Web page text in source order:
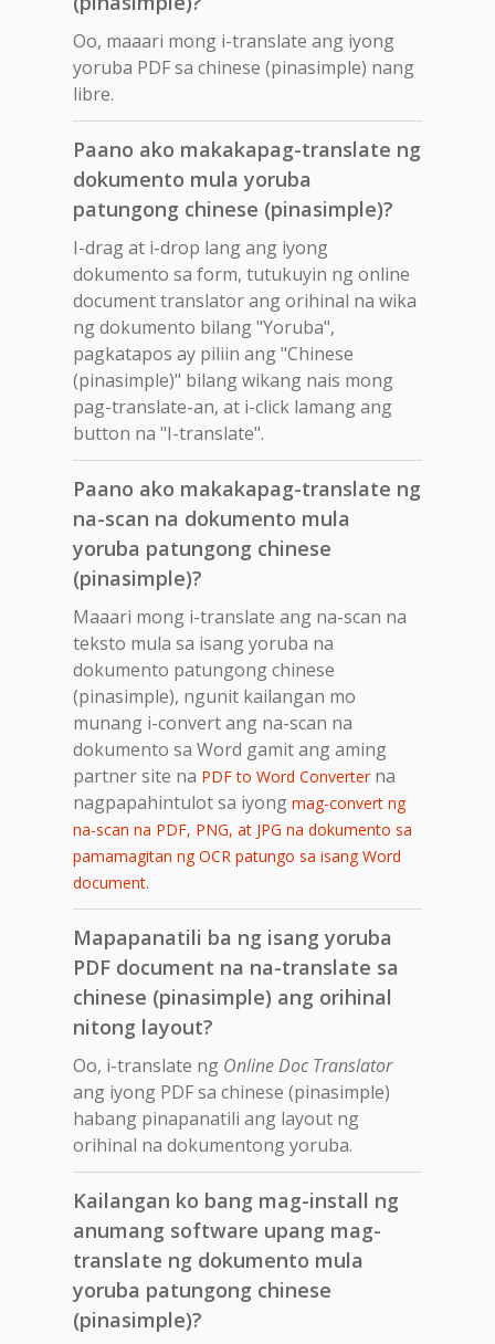
Oo, maaari mong i-translate ang iyong
yoruba PDF sa chinese (pinasimple) nang
libre.
Paano ako makakapag-translate ng
dokumento mula yoruba
patungong chinese (pinasimple)?
I-drag at i-drop lang ang iyong
dokumento sa form, tutukuyin ng online
document translator ang orihinal na wika
ng dokumento bilang "Yoruba",
pagkatapos ay piliin ang "Chinese
(pinasimple)" bilang wikang nais mong
pag-translate-an, at i-click lamang ang
button na "I-translate".
Paano ako makakapag-translate ng
na-scan na dokumento mula
yoruba patungong chinese
(pinasimple)?
Maaari mong i-translate ang na-scan na
teksto mula sa isang yoruba na
dokumento patungong chinese
(pinasimple), ngunit kailangan mo
munang i-convert ang na-scan na
dokumento sa Word gamit ang aming
partner site na PDF to Word Converterna
nagpapahintulot sa iyong mag-convert ng
na-scan na PDF, PNG, at JPG na dokumento sa
pamamagitan ng OCR patungo sa isang Word
document.
Mapapanatili ba ng isang yoruba
PDF document na na-translate sa
chinese (pinasimple) ang orihinal
nitong layout?
Oo, i-translate ng Online Doc Translator
ang iyong PDF sa chinese (pinasimple)
habang pinapanatili ang layout ng
orihinal na dokumentong yoruba.
Kailangan ko bang mag-install ng
anumang software upang mag-
translate ng dokumento mula
yoruba patungong chinese
(pinasimple)?